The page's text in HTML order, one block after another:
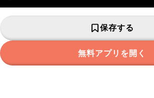
保存する
無料アプリを開く